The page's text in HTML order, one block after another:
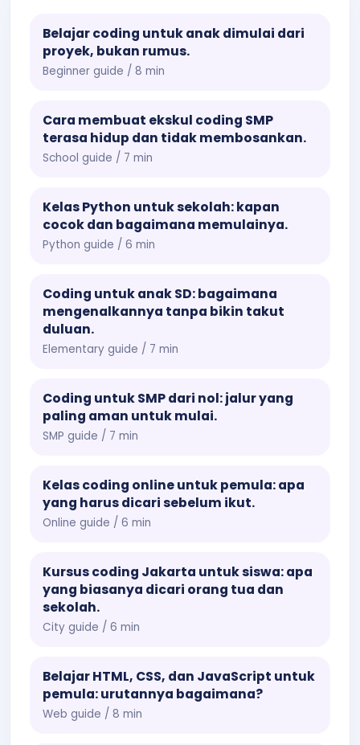
Belajar coding untuk anak dimulai dari
proyek, bukan rumus.
Beginner guide / 8 min
Cara membuat ekskul coding SMP
terasa hidup dan tidak membosankan.
School guide / 7 min
Kelas Python untuk sekolah: kapan
cocok dan bagaimana memulainya.
Python guide / 6 min
Coding untuk anak SD: bagaimana
mengenalkannya tanpa bikin takut
duluan.
Elementary guide / 7 min
Coding untuk SMP dari nol: jalur yang
paling aman untuk mulai.
SMP guide / 7 min
Kelas coding online untuk pemula: apa
yang harus dicari sebelum ikut.
Online guide / 6 min
Kursus coding Jakarta untuk siswa: apa
yang biasanya dicari orang tua dan
sekolah.
City guide / 6 min
Belajar HTML, CSS, dan JavaScript untuk
pemula: urutannya bagaimana?
Web guide / 8 min